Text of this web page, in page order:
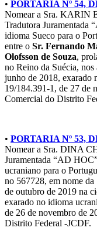
• PORTARIA Nº 54,
Nomear a Sra. KARIN
Tradutora Juramentada
idioma Sueco para o
entre o Sr. Fernando
Olofsson de Souza,
no Reino da Suécia,
junho de 2018, exarado
19/184.391-1, de 27 de
Comercial do Distrito
• PORTARIA Nº 53,
Nomear a Sra. DINA
Juramentada “AD
ucraniano para o
no 567728, em nome
de outubro de 2019 na
exarado no idioma
de 26 de novembro de
Distrito Federal -JCDF.